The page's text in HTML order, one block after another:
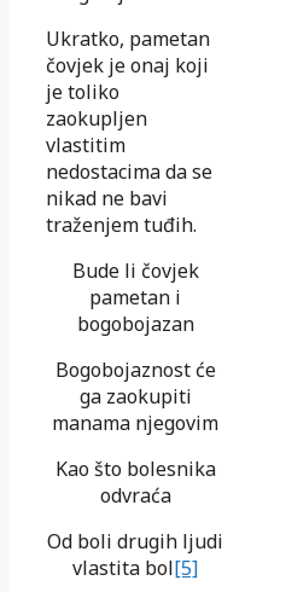
Ukratko, pametan
čovjek je onaj koji
je toliko
zaokupljen
vlastitim
nedostacima da se
nikad ne bavi
traženjem tuđih.
Bude li čovjek
pametan i
bogobojazan
Bogobojaznost će
ga zaokupiti
manama njegovim
Kao što bolesnika
odvraća
Od boli drugih ljudi
vlastita bol[5]